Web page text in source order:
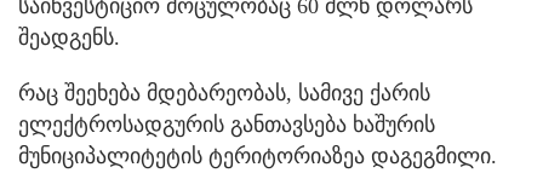
საინვესტიციო მოცულობაც 60 მლნ დოლარს
შეადგენს.
რაც შეეხება მდებარეობას, სამივე ქარის
ელექტროსადგურის განთავსება ხაშურის
მუნიციპალიტეტის ტერიტორიაზეა დაგეგმილი.